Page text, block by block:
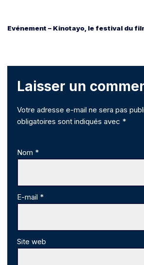
Evénement – Kinotayo, le festival du
Laisser un
Votre adresse e-mail ne sera pas
obligatoires sont indiqués avec *
Nom *
E-mail *
Site web